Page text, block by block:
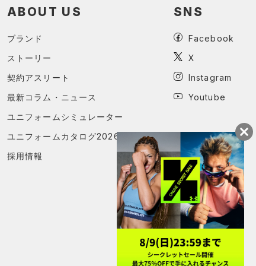
時にこの一枚
るアウターのご紹介です
しい肌触りで、肌当たりが優しく保温性も◎
ABOUT US
ブランド
ストーリー
契約アスリート
最新コラム・ニュース
ユニフォームシミュレーター
ユニフォームカタログ2026
採用情報
SNS
Facebook
X
Instagram
Youtube